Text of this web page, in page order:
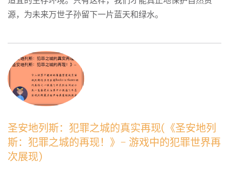
源，为未来万世子孙留下一片蓝天和绿水。
圣安地列斯：犯罪之城的真实再现(《圣安地列
斯：犯罪之城的再现！》- 游戏中的犯罪世界再
次展现)